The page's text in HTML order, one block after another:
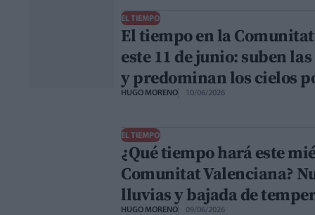
EL TIEMPO
El tiempo en la
este 11 de junio: suben
y predominan los cielos
HUGO MORENO 10/06/2026
EL TIEMPO
¿Qué tiempo hará este
Comunitat Valenciana?
lluvias y bajada de
HUGO MORENO 09/06/2026